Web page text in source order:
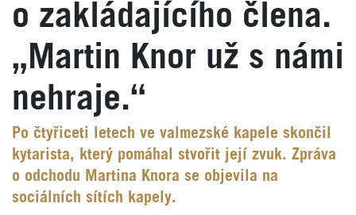
o zakládajícího člena.
„Martin Knor už s námi
nehraje.“
Po čtyřiceti letech ve valmezské kapele skončil
kytarista, který pomáhal stvořit její zvuk. Zpráva
o odchodu Martina Knora se objevila na
sociálních sítích kapely.